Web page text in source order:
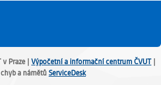
Praze | Výpočetní a informační centrum ČVUT
a námětů ServiceDesk